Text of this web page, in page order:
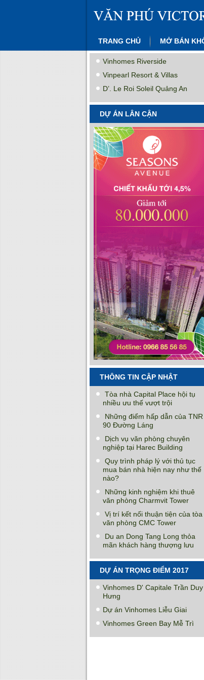
TRANG CHỦ MỞ BÁN
Vinhomes Riverside
Vinpearl Resort & Villas
D’. Le Roi Soleil Quảng An
DỰ ÁN LÂN CẬN
THÔNG TIN CẬP NHẬT
Tòa nhà Capital Place hội tụ
nhiều ưu thế vượt trội
Những điểm hấp dẫn của TNR
90 Đường Láng
Dịch vụ văn phòng chuyên
nghiệp tại Harec Building
Quy trình pháp lý với thủ tục
mua bán nhà hiện nay như thế
nào?
Những kinh nghiệm khi thuê
văn phòng Charmvit Tower
Vị trí kết nối thuận tiện của tòa
văn phòng CMC Tower
Du an Dong Tang Long thỏa
mãn khách hàng thượng lưu
DỰ ÁN TRỌNG ĐIỂM 2017
Vinhomes D' Capitale Trần Duy
Hưng
Dự án Vinhomes Liễu Giai
Vinhomes Green Bay Mễ Trì